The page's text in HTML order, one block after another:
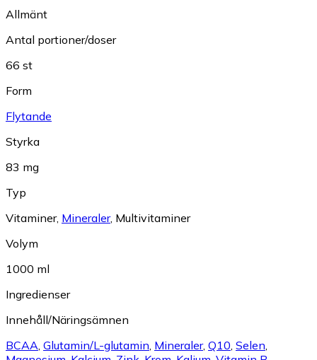
Allmänt
Antal portioner/doser
66 st
Form
Flytande
Styrka
83 mg
Typ
Vitaminer, Mineraler, Multivitaminer
Volym
1000 ml
Ingredienser
Innehåll/Näringsämnen
BCAA, Glutamin/L-glutamin, Mineraler, Q10, Selen,